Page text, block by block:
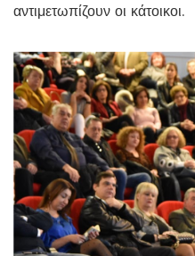
αντιμετωπίζουν οι κάτοικοι.